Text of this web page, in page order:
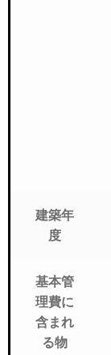
建築年
度
基本管
理費に
含まれ
る物